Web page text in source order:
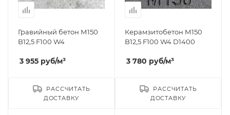
Гравийный бетон М150
B12,5 F100 W4
3 955 руб/м³
РАССЧИТАТЬ
ДОСТАВКУ
Керамзитобетон М150
B12,5 F100 W4 D1400
3 780 руб/м³
РАССЧИТАТЬ
ДОСТАВКУ